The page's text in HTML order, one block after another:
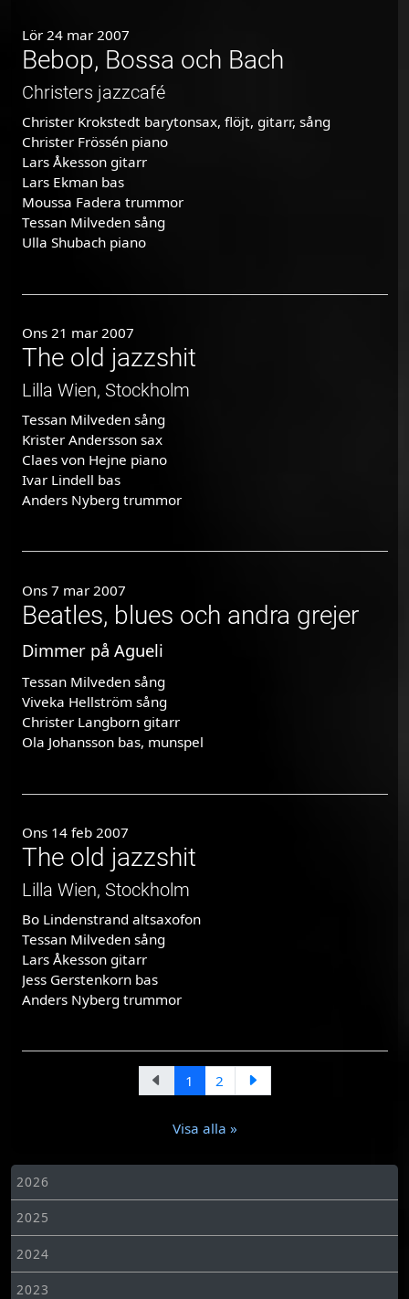
Lör 24 mar 2007
Bebop, Bossa och Bach
Christers jazzcafé
Christer Krokstedt barytonsax, flöjt, gitarr, sång
Christer Frössén piano
Lars Åkesson gitarr
Lars Ekman bas
Moussa Fadera trummor
Tessan Milveden sång
Ulla Shubach piano
Ons 21 mar 2007
The old jazzshit
Lilla Wien, Stockholm
Tessan Milveden sång
Krister Andersson sax
Claes von Hejne piano
Ivar Lindell bas
Anders Nyberg trummor
Ons 7 mar 2007
Beatles, blues och andra grejer
Dimmer på Agueli
Tessan Milveden sång
Viveka Hellström sång
Christer Langborn gitarr
Ola Johansson bas, munspel
Ons 14 feb 2007
The old jazzshit
Lilla Wien, Stockholm
Bo Lindenstrand altsaxofon
Tessan Milveden sång
Lars Åkesson gitarr
Jess Gerstenkorn bas
Anders Nyberg trummor
1 2
Visa alla »
2026
2025
2024
2023